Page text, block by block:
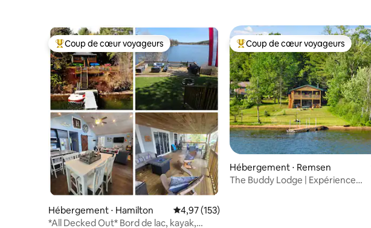
Coups de cœur voyageurs les plus appréciés
Coup de cœur voyageurs
Hébergement ⋅ Hamilton Évaluation moyenne sur la base de 153
4,97 (153)
*All Decked Out* Bord de lac, kayak,
Coups de cœur voyageurs les
Coup de cœur voyageurs
Hébergement ⋅ Remsen
The Buddy Lodge | Expérience